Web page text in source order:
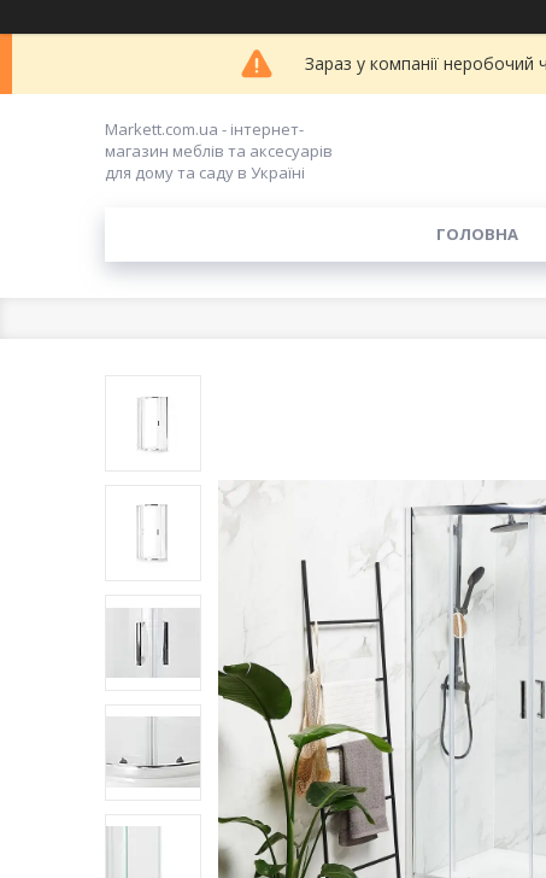
Зараз у компанії
Markett.com.ua - інтернет-
магазин меблів та аксесуарів
для дому та саду в Україні
ГОЛОВНА